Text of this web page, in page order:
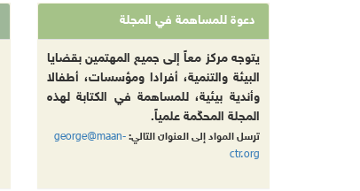
دعوة للمساهمة في المجلة
يتوجه مركز معاً إلى جميع المهتمين بقضايا
البيئة والتنمية، أفرادا ومؤسسات، أطفالا
وأندية بيئية، للمساهمة في الكتابة لهذه
المجلة المحكّمة علمياً.
ترسل المواد إلى العنوان التالي:george@maan-
ctr.org